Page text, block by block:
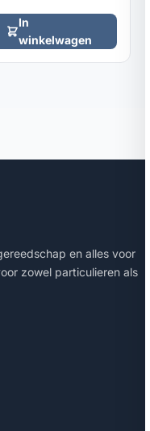
In
winkelwagen
en alles voor
zowel particulieren als